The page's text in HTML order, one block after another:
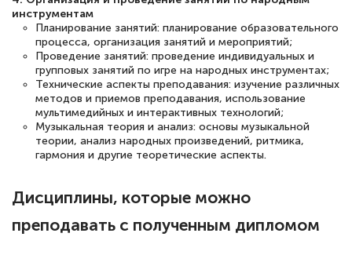
инструментам
Планирование занятий: планирование образовательного
процесса, организация занятий и мероприятий;
Проведение занятий: проведение индивидуальных и
групповых занятий по игре на народных инструментах;
Технические аспекты преподавания: изучение различных
методов и приемов преподавания, использование
мультимедийных и интерактивных технологий;
Музыкальная теория и анализ: основы музыкальной
теории, анализ народных произведений, ритмика,
гармония и другие теоретические аспекты.
Дисциплины, которые можно
преподавать с полученным дипломом